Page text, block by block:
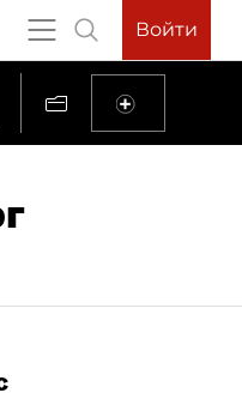
Войти